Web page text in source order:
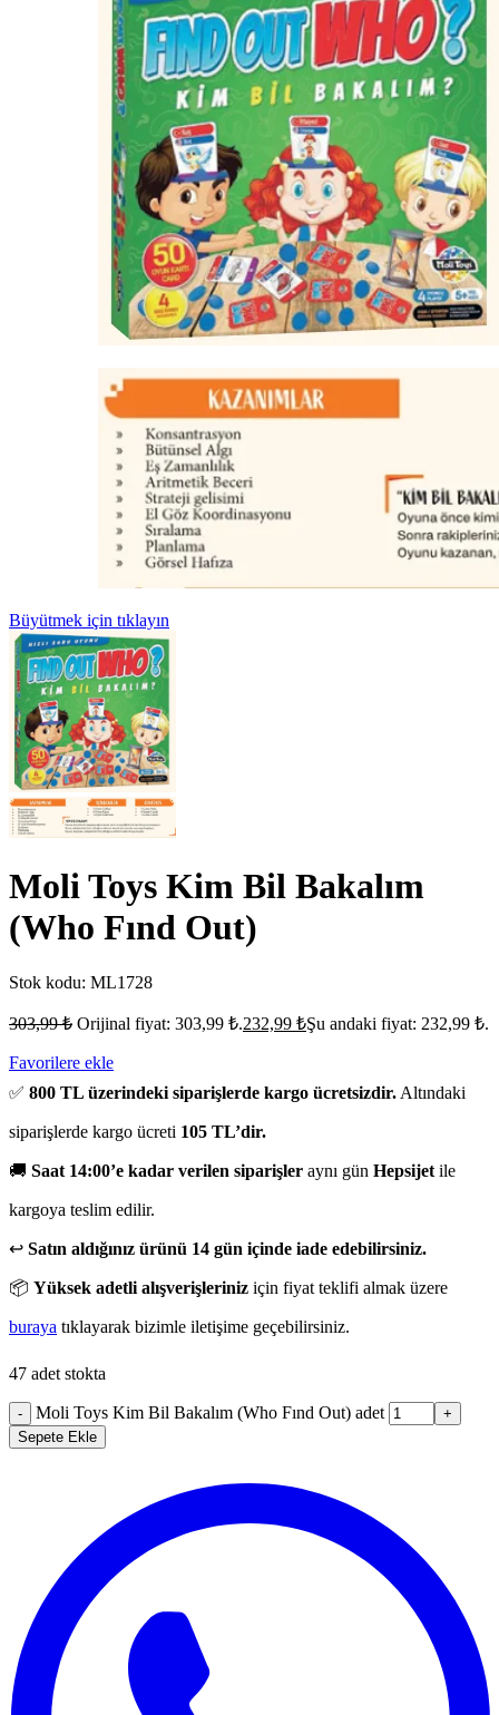
Büyütmek için tıklayın
Moli Toys Kim Bil Bakalım
(Who Fınd Out)
Stok kodu: ML1728
303,99₺ Orijinal fiyat: 303,99 ₺.232,99 ₺Şu andaki fiyat: 232,99 ₺.
Favorilere ekle
✅ 800 TL üzerindeki siparişlerde kargo ücretsizdir. Altındaki
siparişlerde kargo ücreti 105 TL’dir.
🚚 Saat 14:00’e kadar verilen siparişler aynı gün Hepsijet ile
kargoya teslim edilir.
↩️ Satın aldığınız ürünü 14 gün içinde iade edebilirsiniz.
📦 Yüksek adetli alışverişleriniz için fiyat teklifi almak üzere
buraya tıklayarak bizimle iletişime geçebilirsiniz.
47 adet stokta
- Moli Toys Kim Bil Bakalım (Who Fınd Out) adet
+
Sepete Ekle